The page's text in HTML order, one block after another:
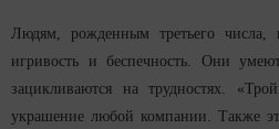
Людям, рожденным третьего
игривость и беспечность. Они
зацикливаются на трудностях.
украшение любой компании. Также